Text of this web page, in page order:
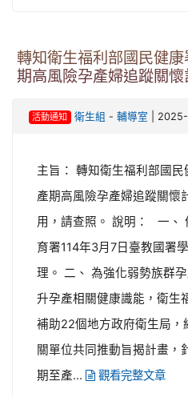
轉知衛生福利部國民健
期高風險孕產婦追蹤關懷
活動通知 衛生組 - 輔導室 |
主旨： 轉知衛生福利部國民
產期高風險孕產婦追蹤關懷
用，請查照。 說明： 一、
育署114年3月7日臺教國署
理。 二、 為強化弱勢族群
升孕產相關健康識能，衛生
補助22個地方政府衛生局，
關單位共同推動旨揭計畫，
期至產...
觀看完整文章